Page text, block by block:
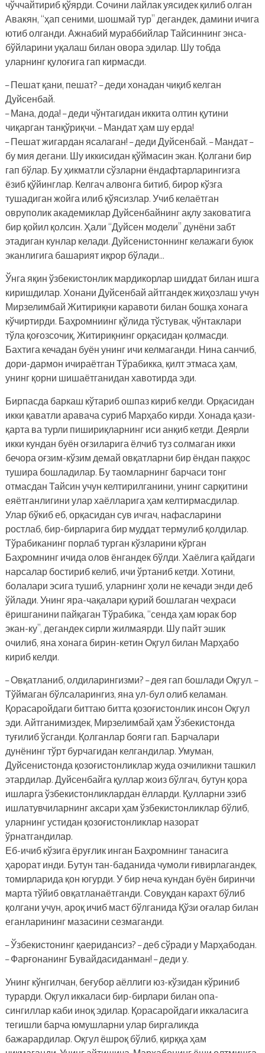
чўччайтириб қўярди. Сочини лайлак уясидек қилиб олган
Авакян, “ҳап сеними, шошмай тур” дегандек, дамини ичига
ютиб олганди. Ажнабий мураббийлар Тайсиннинг энса-
бўйларини уқалаш билан овора эдилар. Шу тобда
уларнинг қулоғига гап кирмасди.
– Пешат қани, пешат? – деди хонадан чиқиб келган
Дуйсенбай.
– Мана, дода! – деди чўнтагидан иккита олтин қутини
чиқарган танқўриқчи. – Мандат ҳам шу ерда!
– Пешат жигардан ясалаган! – деди Дуйсенбай. – Мандат –
бу мия дегани. Шу иккисидан қўймасин экан. Қолгани бир
гап бўлар. Бу ҳикматли сўзларни ёндафтарларингизга
ёзиб қўйинглар. Келгач алвонга битиб, бирор кўзга
тушадиган жойга илиб қўясизлар. Учиб келаётган
овруполик академиклар Дуйсенбайнинг ақлу заковатига
бир қойил қолсин. Ҳали “Дуйсен модели” дунёни забт
этадиган кунлар келади. Дуйсенистоннинг келажаги буюк
эканлигига башарият иқрор бўлади…
Ўнга яқин ўзбекистонлик мардикорлар шиддат билан ишга
киришдилар. Хонани Дуйсенбай айтгандек жиҳозлаш учун
Мирзелимбай Житириқни каравоти билан бошқа хонага
кўчиртирди. Баҳромниинг қўлида тўстувак, чўнтаклари
тўла қоғозсочиқ, Житириқнинг орқасидан қолмасди.
Бахтига кечадан буён унинг ичи келмаганди. Нина санчиб,
дори-дармон ичираётган Тўрабикка, қилт этмаса ҳам,
унинг қорни шишаётганидан хавотирда эди.
Бирпасда баркаш кўтариб ошпаз кириб келди. Орқасидан
икки қаватли аравача суриб Марҳабо кирди. Хонада қази-
қарта ва турли пишириқларнинг иси анқиб кетди. Деярли
икки кундан буён оғзиларига ёлчиб туз солмаган икки
бечора оғзим-кўзим демай овқатларни бир ёндан паққос
тушира бошладилар. Бу таомларнинг барчаси тонг
отмасдан Тайсин учун келтирилганини, унинг сарқитини
еяётганлигини улар хаёлларига ҳам келтирмасдилар.
Улар бўкиб еб, орқасидан сув ичгач, нафасларини
ростлаб, бир-бирларига бир муддат термулиб қолдилар.
Тўрабиканинг порлаб турган кўзларини кўрган
Баҳромнинг ичида олов ёнгандек бўлди. Хаёлига қайдаги
нарсалар бостириб келиб, ичи ўртаниб кетди. Хотини,
болалари эсига тушиб, уларнинг ҳоли не кечади энди деб
ўйлади. Унинг яра-чақалари қурий бошлаган чеҳраси
ёришганини пайқаган Тўрабика, “сенда ҳам юрак бор
экан-ку”, дегандек сирли жилмаярди. Шу пайт эшик
очилиб, яна хонага бирин-кетин Оқгул билан Марҳабо
кириб келди.
– Овқатланиб, олдиларингизми? – дея гап бошлади Оқгул. –
Тўймаган бўлсаларингиз, яна ул-бул олиб келаман.
Қорасаройдаги биттаю битта қозоғистонлик инсон Оқгул
эди. Айтганимиздек, Мирзелимбай ҳам Ўзбекистонда
туғилиб ўсганди. Қолганлар бояги гап. Барчалари
дунёнинг тўрт бурчагидан келгандилар. Умуман,
Дуйсенистонда қозоғистонликлар жуда озчиликни ташкил
этардилар. Дуйсенбайга қуллар жоиз бўлгач, бутун қора
ишларга ўзбекистонликлардан ёлларди. Қулларни эзиб
ишлатувчиларнинг аксари ҳам ўзбекистонликлар бўлиб,
уларнинг устидан қозоғистонликлар назорат
ўрнатгандилар.
Еб-ичиб кўзига ёруғлик инган Баҳромнинг танасига
ҳарорат инди. Бутун тан-баданида чумоли ғивирлагандек,
томирларида қон югурди. У бир неча кундан буён биринчи
марта тўйиб овқатланаётганди. Совуқдан карахт бўлиб
қолгани учун, ароқ ичиб маст бўлганида Қўзи оғалар билан
еганларининг мазасини сезмаганди.
– Ўзбекистонинг қаеридансиз? – деб сўради у Марҳабодан.
– Фарғонанинг Бувайдасиданман! – деди у.
Унинг кўнгилчан, беғубор аёллиги юз-кўзидан кўриниб
турарди. Оқгул иккаласи бир-бирлари билан опа-
сингиллар каби иноқ эдилар. Қорасаройдаги иккаласига
тегишли барча юмушларни улар биргаликда
бажарардилар. Оқгул ёшроқ бўлиб, қирққа ҳам